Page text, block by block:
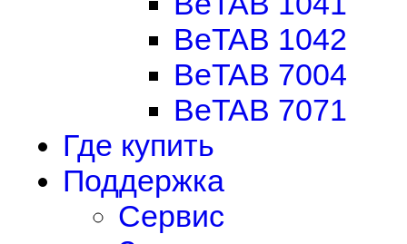
BeTAB 1042
BeTAB 7004
BeTAB 7071
Где купить
Поддержка
Сервис